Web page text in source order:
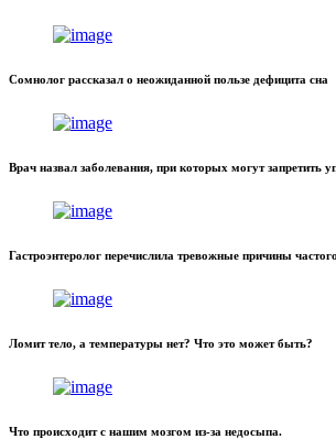
Сомнолог рассказал о неожиданной пользе дефицита сна
Врач назвал заболевания, при которых могут запретить
Гастроэнтеролог перечислила тревожные причины
Ломит тело, а температуры нет? Что это может быть?
Что происходит с нашим мозгом из-за недосыпа.